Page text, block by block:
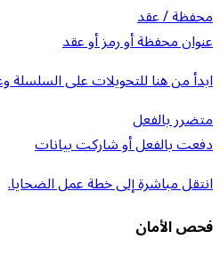
محفظة / عقد
عنوان محفظة أو رمز أو عقد
ابدأ من هنا للتحويلات على السلسلة
متضرر بالفعل
دفعت بالفعل أو شاركت بيانات
انتقل مباشرة إلى خطة عمل الضحايا.
فحص الأمان